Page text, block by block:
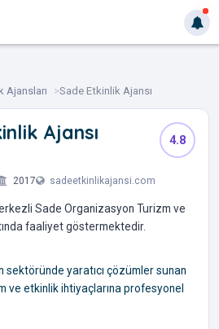
Ajansları Sade Etkinlik Ajansı
Ajansı 4.8
2017 sadeetkinlikajansi.com
Sade Organizasyon Turizm ve
faaliyet göstermektedir.
sektöründe yaratıcı çözümler sunan
ve etkinlik ihtiyaçlarına profesyonel